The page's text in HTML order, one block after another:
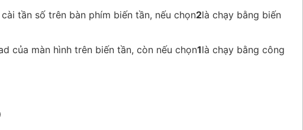
tần số trên bàn phím biến tần, nếu chọn2là chạy bằng biến
của màn hình trên biến tần, còn nếu chọn1là chạy bằng công